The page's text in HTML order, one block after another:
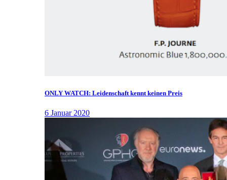
ONLY WATCH: Leidenschaft kennt keinen Preis
6 Januar 2020